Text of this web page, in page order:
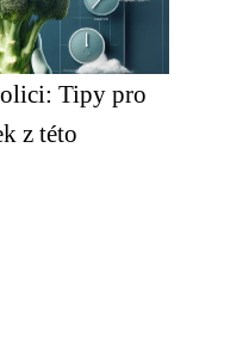
Tipy pro
z této